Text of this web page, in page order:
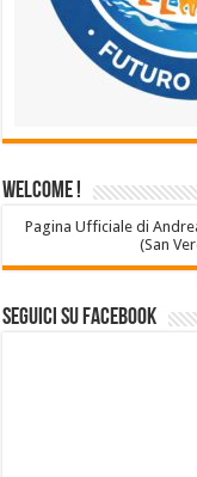
Welcome !
Pagina Ufficiale di
(San
Seguici su Facebook